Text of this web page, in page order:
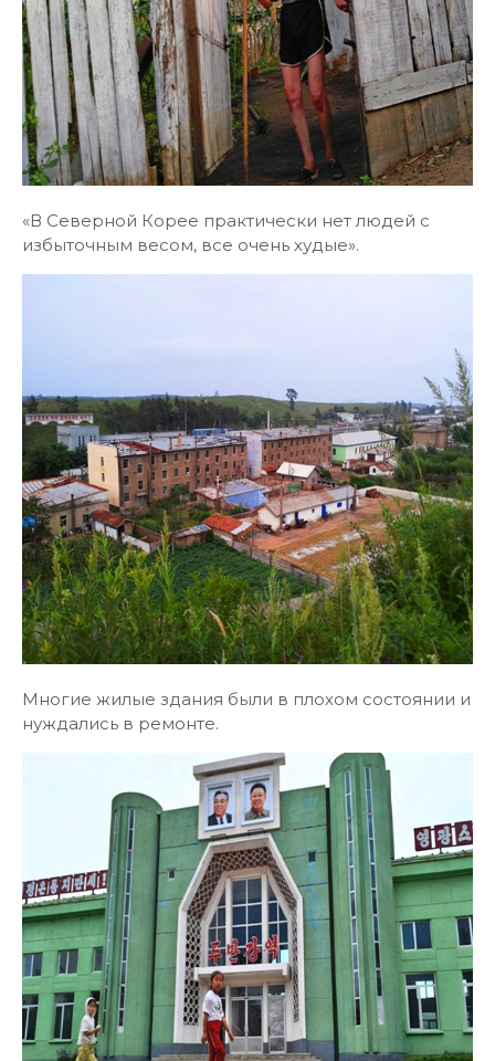
«В Северной Корее практически нет людей с
избыточным весом, все очень худые».
Многие жилые здания были в плохом состоянии и
нуждались в ремонте.